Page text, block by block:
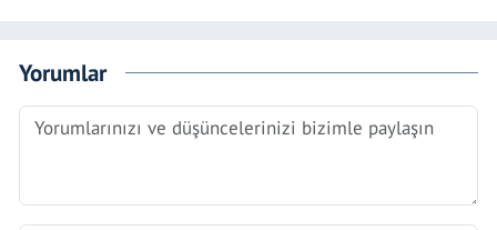
Yorumlar